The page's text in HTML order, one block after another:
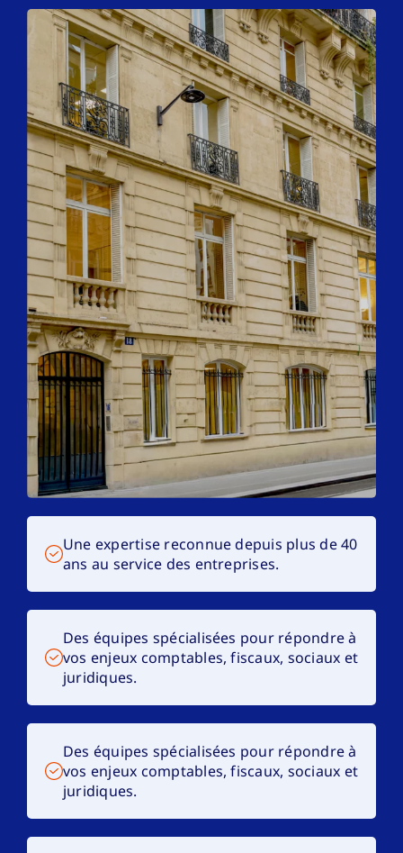
Une expertise reconnue depuis plus de 40
ans au service des entreprises.
Des équipes spécialisées pour répondre à
vos enjeux comptables, fiscaux, sociaux et
juridiques.
Des équipes spécialisées pour répondre à
vos enjeux comptables, fiscaux, sociaux et
juridiques.